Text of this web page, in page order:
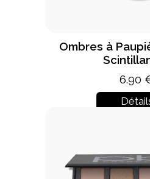
Ombres à
6.90